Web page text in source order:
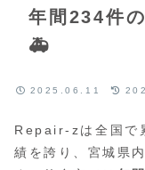
年間234件
🚑
2025.06.11
Repair-zは全国で
績を誇り、宮城県